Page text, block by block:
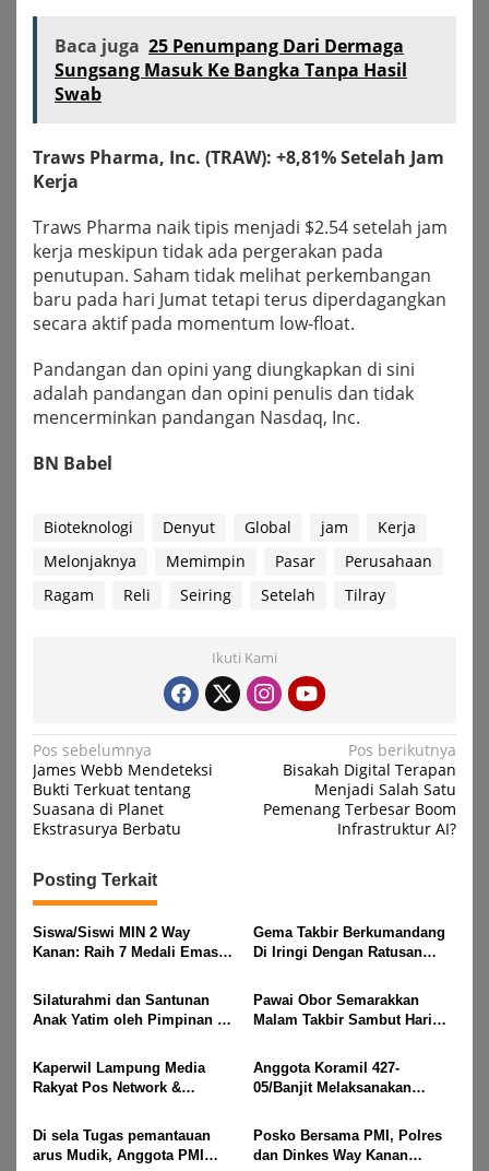
Baca juga 25 Penumpang Dari Dermaga
Sungsang Masuk Ke Bangka Tanpa Hasil
Swab
Traws Pharma, Inc. (TRAW): +8,81% Setelah Jam
Kerja
Traws Pharma naik tipis menjadi $2.54 setelah jam
kerja meskipun tidak ada pergerakan pada
penutupan. Saham tidak melihat perkembangan
baru pada hari Jumat tetapi terus diperdagangkan
secara aktif pada momentum low-float.
Pandangan dan opini yang diungkapkan di sini
adalah pandangan dan opini penulis dan tidak
mencerminkan pandangan Nasdaq, Inc.
BN Babel
Bioteknologi Denyut Global jam
Kerja
Melonjaknya
Memimpin Pasar
Perusahaan
Ragam
Reli Seiring Setelah Tilray
Ikuti Kami
Navigasi
pos
Pos sebelumnya
James Webb Mendeteksi
Bukti Terkuat tentang
Suasana di Planet
Ekstrasurya Berbatu
Pos berikutnya
Bisakah Digital Terapan
Menjadi Salah Satu
Pemenang Terbesar Boom
Infrastruktur AI?
Posting Terkait
Siswa/Siswi MIN 2 Way
Kanan: Raih 7 Medali Emas
Gubernur Lampung Cup 2
Taekwondo Championship
Gema Takbir Berkumandang
Di Iringi Dengan Ratusan
Rayakan Kemenangan Idul
Fitri 1447 H
Silaturahmi dan Santunan
Anak Yatim oleh Pimpinan PT
Idul Fitri di Way Kanan
Pawai Obor Semarakkan
Malam Takbir Sambut Hari
M, Di Kampung Simpang
Asam, Kecamatan Banjit
Kaperwil Lampung Media
Rakyat Pos Network &
Network,Tergabung Di Forum
DPC KWRI, Way Kanan :
Mengucapkan Selamat Hari
Anggota Koramil 427-
05/Banjit Melaksanakan
ogoh Di Wilayah Bali Sadhar,
Kecamatan Banjit
Di sela Tugas pemantauan
arus Mudik, Anggota PMI
Posko Bersama PMI, Polres
dan Dinkes Way Kanan